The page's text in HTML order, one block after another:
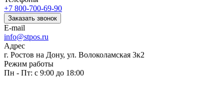
+7 800-700-69-90
Заказать звонок
E-mail
info@stpos.ru
Адрес
г. Ростов на Дону, ул. Волоколамская 3к2
Режим работы
Пн - Пт: с 9:00 до 18:00